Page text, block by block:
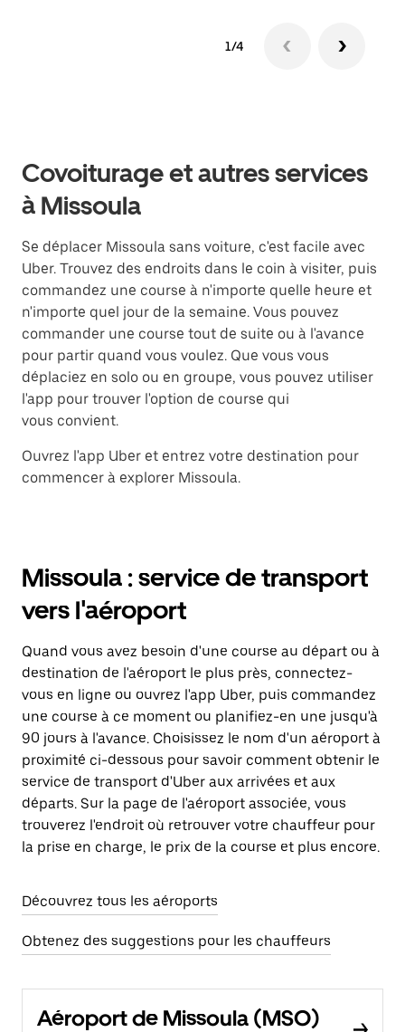
1/4
Covoiturage et autres services
à Missoula
Se déplacer Missoula sans voiture, c'est facile avec
Uber. Trouvez des endroits dans le coin à visiter, puis
commandez une course à n'importe quelle heure et
n'importe quel jour de la semaine. Vous pouvez
commander une course tout de suite ou à l'avance
pour partir quand vous voulez. Que vous vous
déplaciez en solo ou en groupe, vous pouvez utiliser
l'app pour trouver l'option de course qui
vous convient.
Ouvrez l'app Uber et entrez votre destination pour
commencer à explorer Missoula.
Missoula : service de transport
vers l'aéroport
Quand vous avez besoin d'une course au départ ou à
destination de l'aéroport le plus près, connectez-
vous en ligne ou ouvrez l'app Uber, puis commandez
une course à ce moment ou planifiez-en une jusqu'à
90 jours à l'avance. Choisissez le nom d'un aéroport à
proximité ci-dessous pour savoir comment obtenir le
service de transport d'Uber aux arrivées et aux
départs. Sur la page de l'aéroport associée, vous
trouverez l'endroit où retrouver votre chauffeur pour
la prise en charge, le prix de la course et plus encore.
Découvrez tous les aéroports
Obtenez des suggestions pour les chauffeurs
Aéroport de Missoula (MSO)